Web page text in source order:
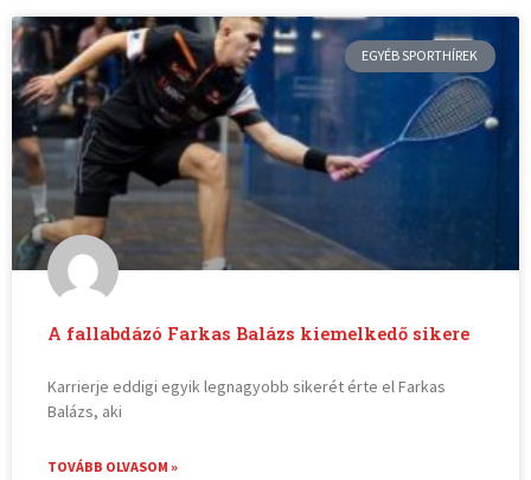
EGYÉB SPORTHÍREK
A fallabdázó Farkas Balázs kiemelkedő sikere
Karrierje eddigi egyik legnagyobb sikerét érte el Farkas
Balázs, aki
TOVÁBB OLVASOM »